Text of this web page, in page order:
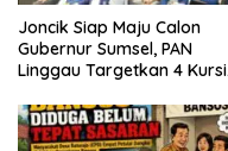
Joncik Siap Maju Calon
Gubernur Sumsel, PAN
Linggau Targetkan 4 Kursi